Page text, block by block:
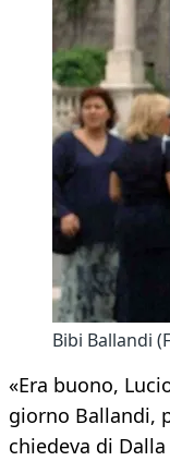
Bibi Ballandi
«Era buono,
giorno Ballandi,
chiedeva di